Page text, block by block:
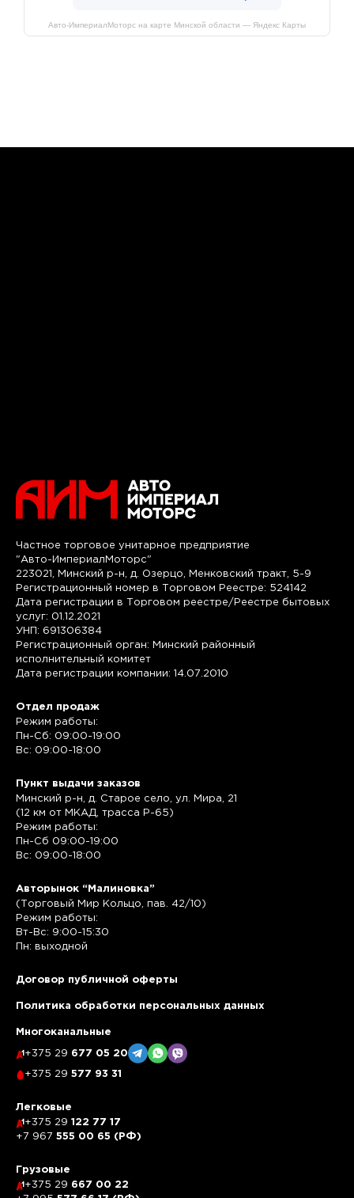
Авто-ИмпериалМоторс на карте Минской области — Яндекс Карты
Частное торговое унитарное предприятие
"Авто-ИмпериалМоторс"
223021, Минский р-н, д. Озерцо, Менковский тракт, 5-9
Регистрационный номер в Торговом Реестре: 524142
Дата регистрации в Торговом реестре/Реестре бытовых
услуг: 01.12.2021
УНП: 691306384
Регистрационный орган: Минский районный
исполнительный комитет
Дата регистрации компании: 14.07.2010
Отдел продаж
Режим работы:
Пн-Сб: 09:00-19:00
Вс: 09:00-18:00
Пункт выдачи заказов
Минский р-н, д. Старое село, ул. Мира, 21
(12 км от МКАД, трасса P-65)
Режим работы:
Пн-Сб 09:00-19:00
Вс: 09:00-18:00
Авторынок “Малиновка”
(Торговый Мир Кольцо, пав. 42/10)
Режим работы:
Вт-Вс: 9:00-15:30
Пн: выходной
Договор публичной оферты
Политика обработки персональных данных
Многоканальные
+375 29 677 05 20
+375 29 577 93 31
Легковые
+375 29 122 77 17
+7 967 555 00 65 (РФ)
Грузовые
+375 29 667 00 22